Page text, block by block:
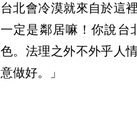
台北會冷漠就來自於這
一定是鄰居嘛！你說台
色。法理之外不外乎人
意做好。」